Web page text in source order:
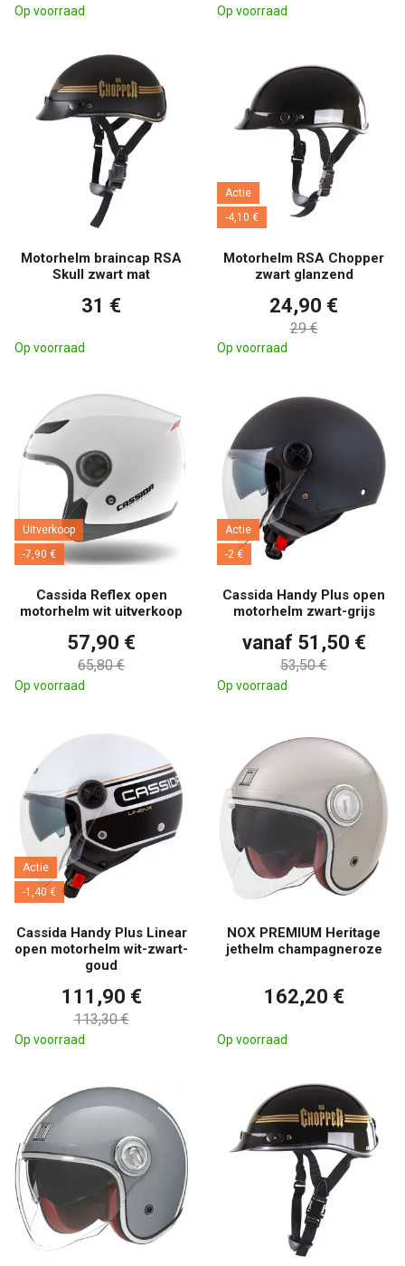
Op voorraad Op voorraad
Motorhelm braincap RSA
Skull zwart mat
31 €
Op voorraad
Actie
-4,10 €
Motorhelm RSA Chopper
zwart glanzend
24,90 €
29 €
Op voorraad
Uitverkoop
-7,90 €
Cassida Reflex open
motorhelm wit uitverkoop
57,90 €
65,80 €
Op voorraad
Actie
-2 €
Cassida Handy Plus open
motorhelm zwart-grijs
vanaf 51,50 €
53,50 €
Op voorraad
Actie
-1,40 €
Cassida Handy Plus Linear
open motorhelm wit-zwart-
goud
111,90 €
113,30 €
Op voorraad
NOX PREMIUM Heritage
jethelm champagneroze
162,20 €
Op voorraad